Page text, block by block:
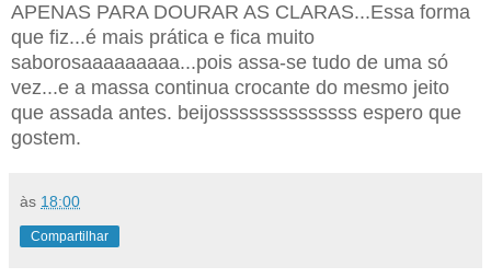
APENAS PARA DOURAR AS CLARAS...Essa forma
que fiz...é mais prática e fica muito
saborosaaaaaaaaa...pois assa-se tudo de uma só
vez...e a massa continua crocante do mesmo jeito
que assada antes. beijossssssssssssss espero que
gostem.
às 18:00
Compartilhar